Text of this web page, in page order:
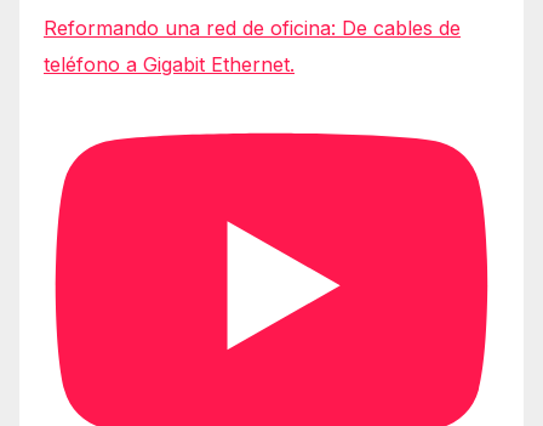
Reformando una red de oficina: De cables de
teléfono a Gigabit Ethernet.